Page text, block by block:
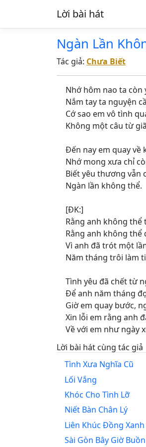
Lời bài hát
Ngàn Lần
Tác giả: Chưa Biết
Nhớ hôm nao ta còn
Nắm tay ta nguyện
Cớ sao em vô tình
Không một câu từ
Đến nay em quay về
Nhớ mong xưa chỉ
Biết yêu thương vẫn
Ngàn lần không thể.
[ĐK:]
Rằng anh không thể
Rằng anh không thể
Vì anh đã trót một
Năm tháng trôi làm
Tình yêu đã chết từ
Để anh năm tháng
Giờ em quay bước,
Xin lỗi em rằng anh
Về với em như ngày
Lời bài hát cùng tác giả
Tình Xưa Nghĩa Cũ
Lối Vắng
Khóc Cho Tình Lỡ
Niết Bàn Chân Lý
Liên Khúc Đồng Xanh
Sài Gòn Bây Giờ